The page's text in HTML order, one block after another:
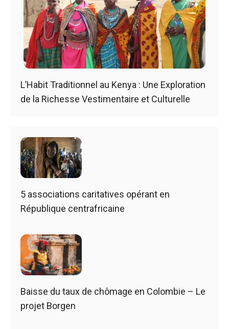
L’Habit Traditionnel au Kenya : Une Exploration
de la Richesse Vestimentaire et Culturelle
5 associations caritatives opérant en
République centrafricaine
Baisse du taux de chômage en Colombie – Le
projet Borgen